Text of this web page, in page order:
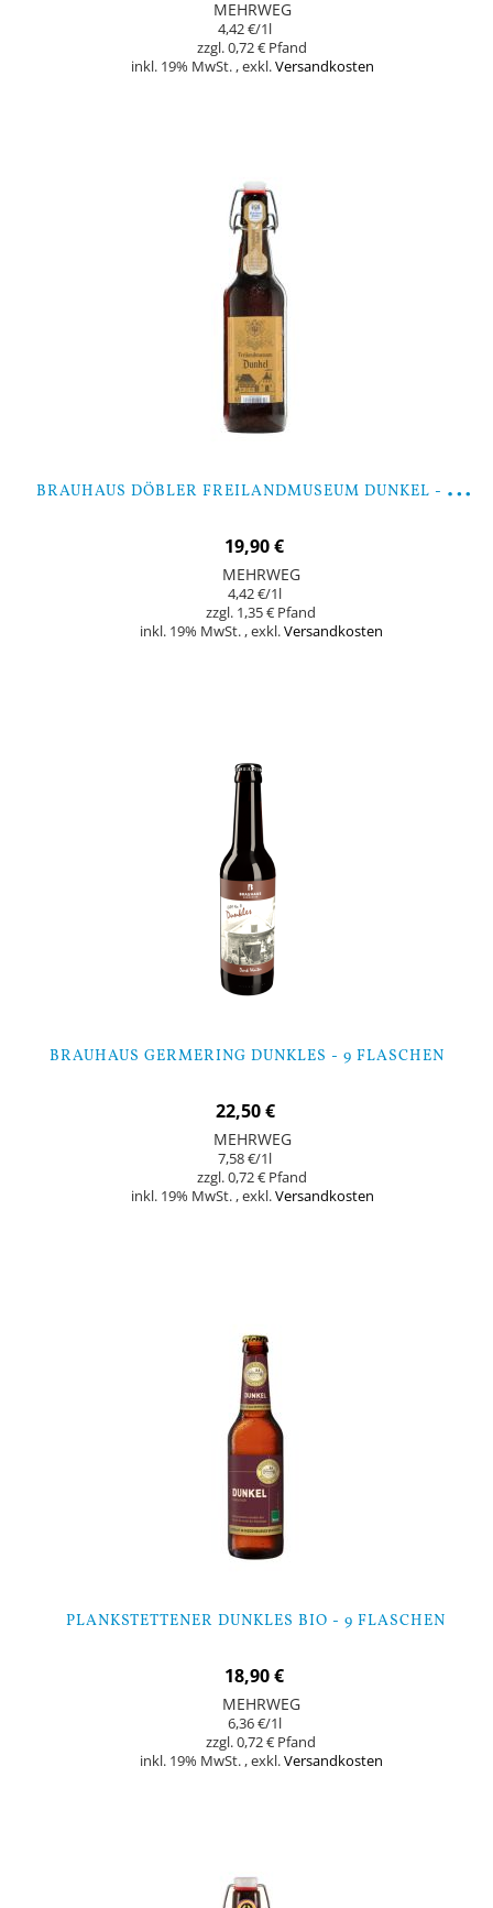
MEHRWEG
4,42 €/1l
0,72 €
inkl. 19% MwSt. ,exkl.Versandkosten
B
RAUHAUS DÖBLER FREILANDMUSEUM DUNKEL - 9 FLASCHEN
19,90 €
MEHRWEG
4,42 €/1l
1,35 €
inkl. 19% MwSt. ,exkl.Versandkosten
BRAUHAUS GERMERING DUNKLES - 9 FLASCHEN
22,50 €
MEHRWEG
7,58 €/1l
0,72 €
inkl. 19% MwSt. ,exkl.Versandkosten
PLANKSTETTENER DUNKLES BIO - 9 FLASCHEN
18,90 €
MEHRWEG
6,36 €/1l
0,72 €
inkl. 19% MwSt. ,exkl.Versandkosten